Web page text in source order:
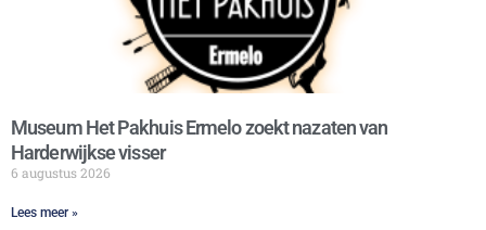
Museum Het Pakhuis Ermelo zoekt nazaten van
Harderwijkse visser
6 augustus 2026
Lees meer »